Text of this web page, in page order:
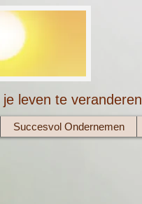
leven te veranderen
Succesvol Ondernemen